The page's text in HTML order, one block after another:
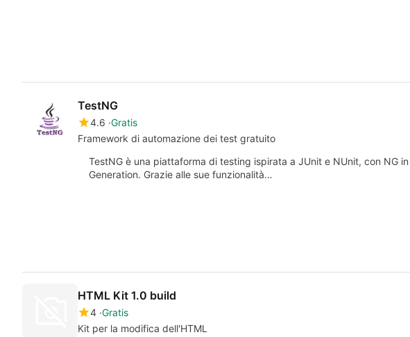
TestNG
4.6 Gratis
Framework di automazione dei test gratuito
TestNG è una piattaforma di testing ispirata a JUnit e NUnit, con NG
Generation. Grazie alle sue funzionalità…
HTML Kit 1.0 build
4 Gratis
Kit per la modifica dell'HTML